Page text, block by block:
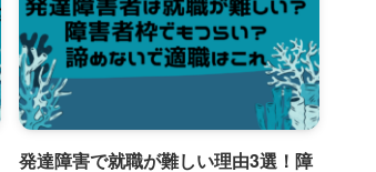
発達障害で就職が難しい理由3選！障